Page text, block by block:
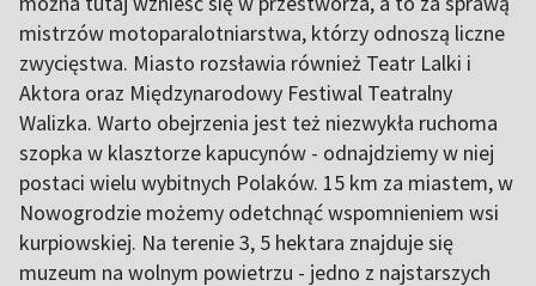
mistrzów motoparalotniarstwa, którzy odnoszą liczne
zwycięstwa. Miasto rozsławia również Teatr Lalki i
Aktora oraz Międzynarodowy Festiwal Teatralny
Walizka. Warto obejrzenia jest też niezwykła ruchoma
szopka w klasztorze kapucynów - odnajdziemy w niej
postaci wielu wybitnych Polaków. 15 km za miastem, w
Nowogrodzie możemy odetchnąć wspomnieniem wsi
kurpiowskiej. Na terenie 3, 5 hektara znajduje się
muzeum na wolnym powietrzu - jedno z najstarszych